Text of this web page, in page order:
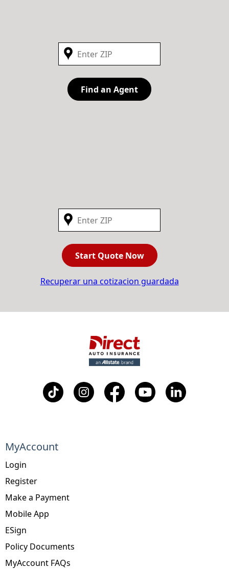
Find an Agent
Start Quote Now
Recuperar una cotizacion guardada
MyAccount
Login
Register
Make a Payment
Mobile App
ESign
Policy Documents
MyAccount FAQs